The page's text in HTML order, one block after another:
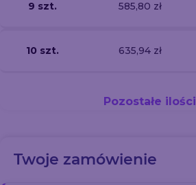
9 szt. 585,80 zł
10 szt. 635,94 zł
Pozostałe ilości
Twoje zamówienie